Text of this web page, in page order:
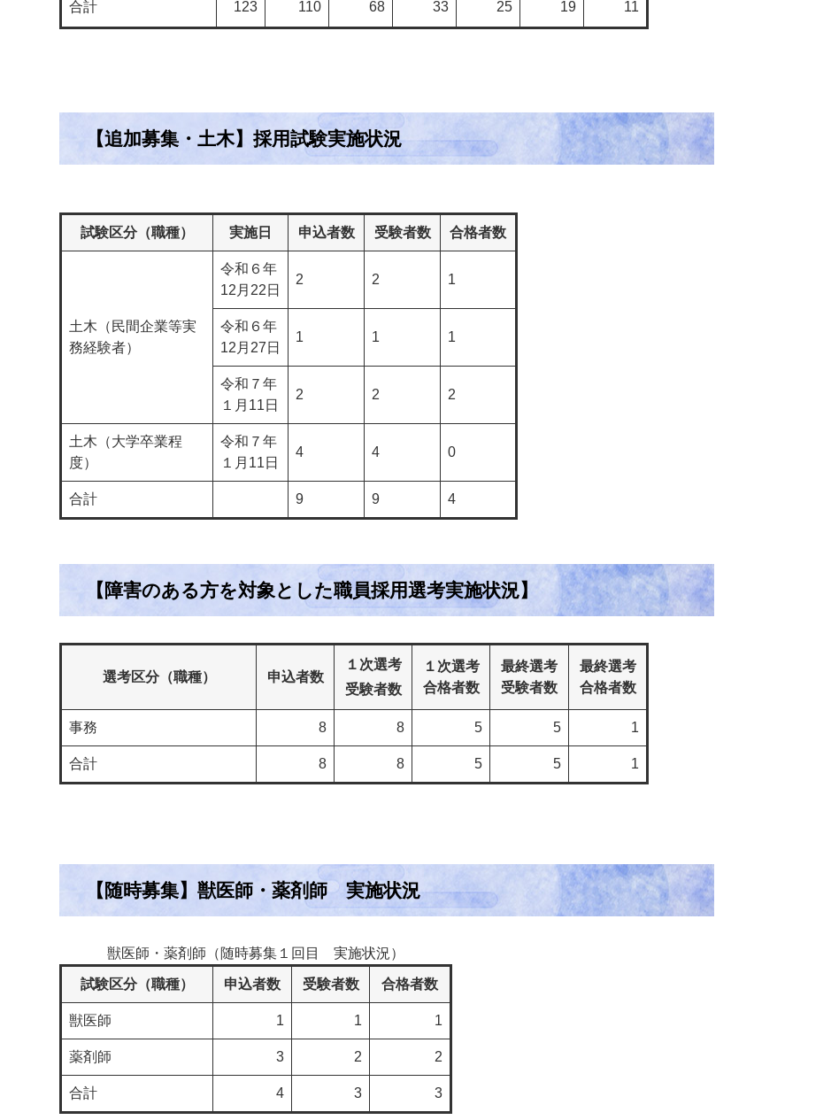
合計 123 110 68 33 25 19 11
【追加募集・土木】採用試験実施状況
試験区分（職種） 実施日 申込者数 受験者数 合格者数
土木（民間企業等実
務経験者）
令和６年
12月22日
2 2 1
令和６年
12月27日
1 1 1
令和７年
１月11日
2 2 2
土木（大学卒業程
度）
令和７年
１月11日
4 4 0
合計 9 9 4
【障害のある方を対象とした職員採用選考実施状況】
選考区分（職種） 申込者数
１次選考
受験者数
１次選考
合格者数
最終選考
受験者数
最終選考
合格者数
事務 8 8 5 5 1
合計 8 8 5 5 1
【随時募集】獣医師・薬剤師 実施状況
獣医師・薬剤師（随時募集１回目 実施状況）
試験区分（職種） 申込者数 受験者数 合格者数
獣医師 1 1 1
薬剤師 3 2 2
合計 4 3 3